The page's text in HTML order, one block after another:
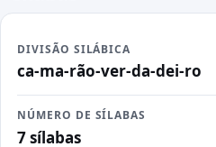
DIVISÃO SILÁBICA
ca-ma-rão-ver-da-dei-ro
NÚMERO DE SÍLABAS
7 sílabas